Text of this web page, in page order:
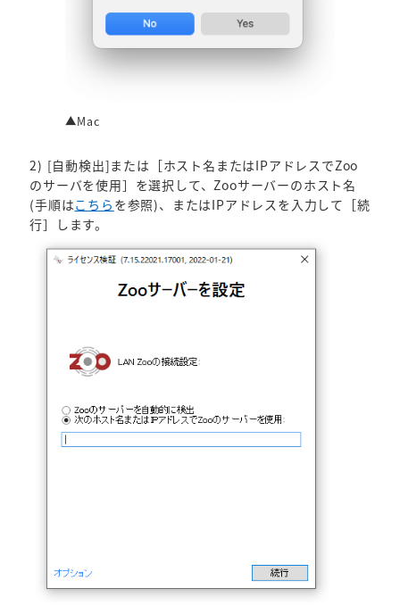
▲Mac
2) [自動検出]または［ホスト名またはIPアドレスでZoo
のサーバを使用］を選択して、Zooサーバーのホスト名
(手順はこちら を参照)、またはIPアドレスを入力して［続
行］します。